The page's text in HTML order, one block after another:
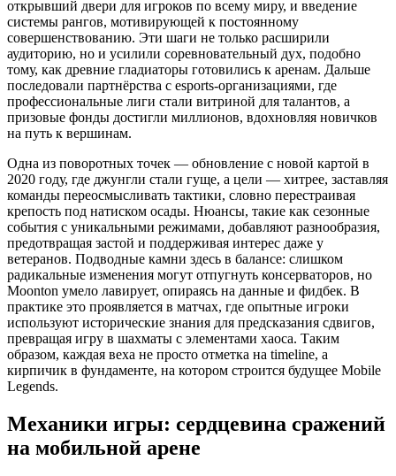
открывший двери для игроков по всему миру, и введение
системы рангов, мотивирующей к постоянному
совершенствованию. Эти шаги не только расширили
аудиторию, но и усилили соревновательный дух, подобно
тому, как древние гладиаторы готовились к аренам. Дальше
последовали партнёрства с esports-организациями, где
профессиональные лиги стали витриной для талантов, а
призовые фонды достигли миллионов, вдохновляя новичков
на путь к вершинам.
Одна из поворотных точек — обновление с новой картой в
2020 году, где джунгли стали гуще, а цели — хитрее, заставляя
команды переосмысливать тактики, словно перестраивая
крепость под натиском осады. Нюансы, такие как сезонные
события с уникальными режимами, добавляют разнообразия,
предотвращая застой и поддерживая интерес даже у
ветеранов. Подводные камни здесь в балансе: слишком
радикальные изменения могут отпугнуть консерваторов, но
Moonton умело лавирует, опираясь на данные и фидбек. В
практике это проявляется в матчах, где опытные игроки
используют исторические знания для предсказания сдвигов,
превращая игру в шахматы с элементами хаоса. Таким
образом, каждая веха не просто отметка на timeline, а
кирпичик в фундаменте, на котором строится будущее Mobile
Legends.
Механики игры: сердцевина сражений
на мобильной арене